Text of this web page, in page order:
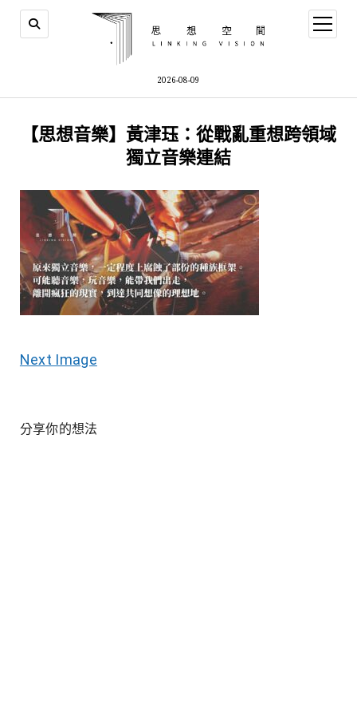
2026-08-09
open
menu
【思想音樂】黃津珏：從戰亂重想跨領域
獨立音樂連結
Next Image
分享你的想法